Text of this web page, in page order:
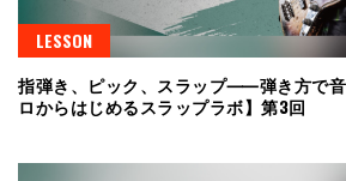
LESSON
指弾き、ピック、スラップ⸺弾き方で
ロからはじめるスラップラボ】第3回